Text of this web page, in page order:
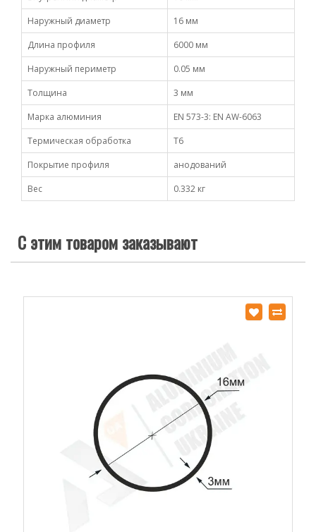
Наружный диаметр
16 мм
Длина профиля
6000 мм
Наружный периметр
0.05 мм
Толщина
3 мм
Марка алюминия
EN 573-3: EN AW-6063
Термическая обработка
Т6
Покрытие профиля
анодований
Вес
0.332 кг
С этим товаром заказывают